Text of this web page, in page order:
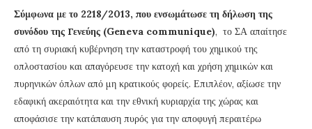
Σύμφωνα με το 2218/2013, που ενσωμάτωσε τη δήλωση της
συνόδου της Γενεύης (Geneva communique), το ΣΑ απαίτησε
από τη συριακή κυβέρνηση την καταστροφή του χημικού της
οπλοστασίου και απαγόρευσε την κατοχή και χρήση χημικών και
πυρηνικών όπλων από μη κρατικούς φορείς. Επιπλέον, αξίωσε την
εδαφική ακεραιότητα και την εθνική κυριαρχία της χώρας και
αποφάσισε την κατάπαυση πυρός για την αποφυγή περαιτέρω